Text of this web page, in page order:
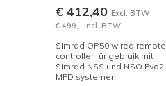
€ 412,40 Excl. BTW
€ 499,- Incl. BTW
Simrad OP50 wired remote
controller für gebruik mit
Simrad NSS und NSO Evo2
MFD systemen.